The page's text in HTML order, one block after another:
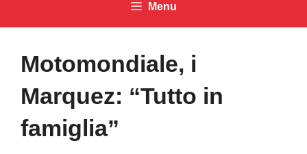
Menu
Motomondiale, i
Marquez: “Tutto in
famiglia”